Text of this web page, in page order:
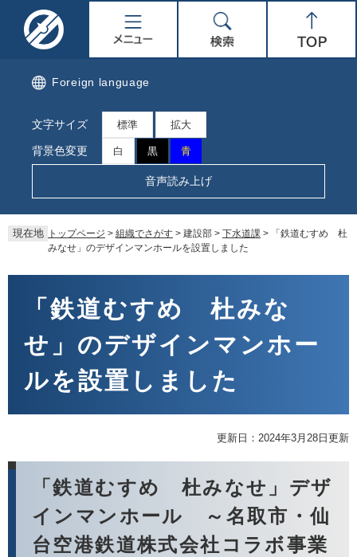
ー
ニ
ュ
ー
索
Foreign language
文字サイズ 標準 拡大
背景色変更 白 黒 青
音声読み上げ
現在地 トップページ > 組織でさがす > 建設部 > 下水道課 >
「鉄道むすめ 杜
みなせ」のデザインマンホールを設置しました
「鉄道むすめ 杜みな
せ」のデザインマンホー
ルを設置しました
更新日：2024年3月28日更新
「鉄道むすめ 杜みなせ」デザ
インマンホール ～名取市・仙
台空港鉄道株式会社コラボ事業